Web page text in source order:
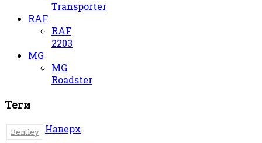
Transporter
RAF
RAF
2203
MG
MG
Roadster
Теги
Bentley
Наверх